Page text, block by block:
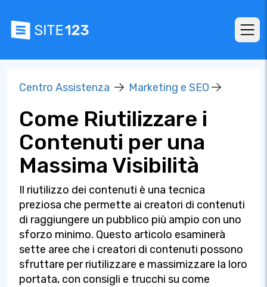
Centro Assistenza Marketing e SEO
Come Riutilizzare i
Contenuti per una
Massima Visibilità
Il riutilizzo dei contenuti è una tecnica
preziosa che permette ai creatori di contenuti
di raggiungere un pubblico più ampio con uno
sforzo minimo. Questo articolo esaminerà
sette aree che i creatori di contenuti possono
sfruttare per riutilizzare e massimizzare la loro
portata, con consigli e trucchi su come